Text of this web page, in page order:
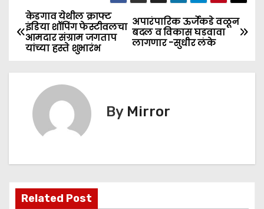
e
b
o
o
k
er l ts
A
p
s
e
g
e
P
o
s
v
अपारंपारिक ऊर्जेकडे वळून
बदल व विकास घडवावा
लागणार -सुधीर लंके
केडगाव येथील क्राफ्ट
इंडिया शॉपिंग फेस्टीवलचा
आमदार संग्राम जगताप
यांच्या हस्ते शुभारंभ
By Mirror
Related Post